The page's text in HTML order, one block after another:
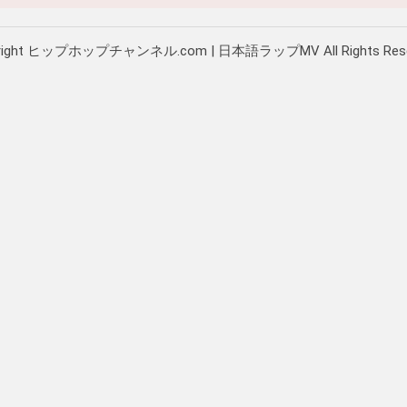
ヒップホップチャンネル.com | 日本語ラップMV All Rights